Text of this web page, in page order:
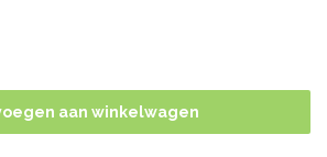
aan winkelwagen